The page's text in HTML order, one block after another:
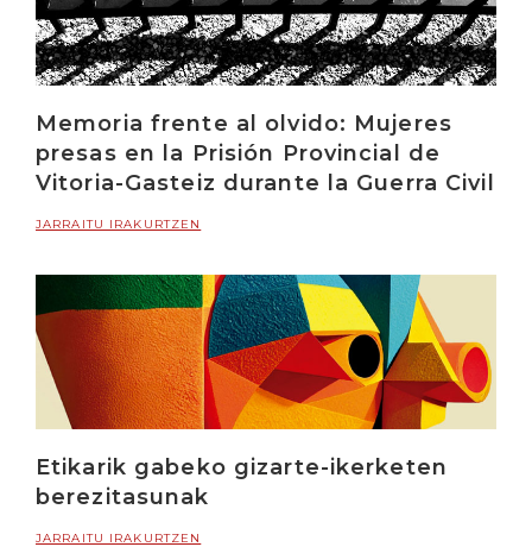
Memoria frente al olvido: Mujeres
presas en la Prisión Provincial de
Vitoria-Gasteiz durante la Guerra Civil
JARRAITU IRAKURTZEN
Etikarik gabeko gizarte-ikerketen
berezitasunak
JARRAITU IRAKURTZEN